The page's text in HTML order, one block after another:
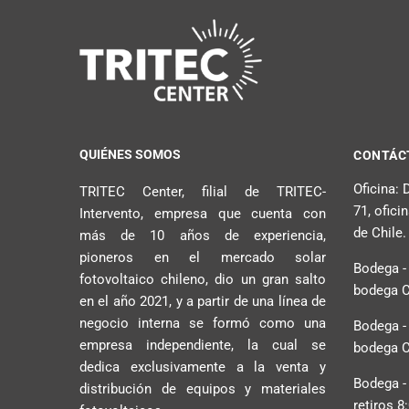
QUIÉNES SOMOS
TRITEC Center, filial de TRITEC-
Intervento, empresa que cuenta con
más de 10 años de experiencia,
pioneros en el mercado solar
fotovoltaico chileno, dio un gran salto
en el año 2021, y a partir de una línea de
negocio interna se formó como una
empresa independiente, la cual se
dedica exclusivamente a la venta y
distribución de equipos y materiales
Oficina:
71,
de Chile.
Bodega
bodega
Bodega
bodega
Bodega
retiros